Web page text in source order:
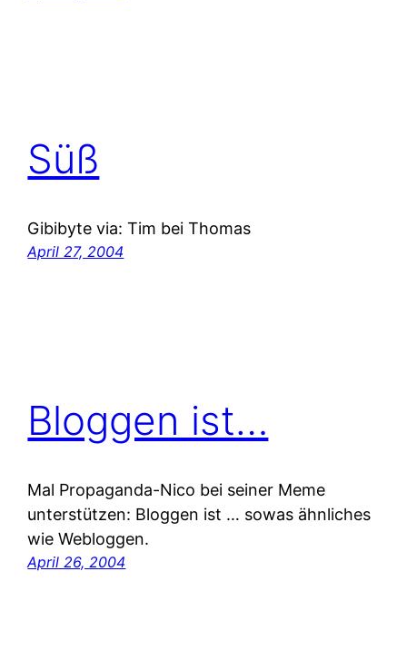
Süß
Gibibyte via: Tim bei Thomas
April 27, 2004
Bloggen ist…
Mal Propaganda-Nico bei seiner Meme
unterstützen: Bloggen ist … sowas ähnliches
wie Webloggen.
April 26, 2004